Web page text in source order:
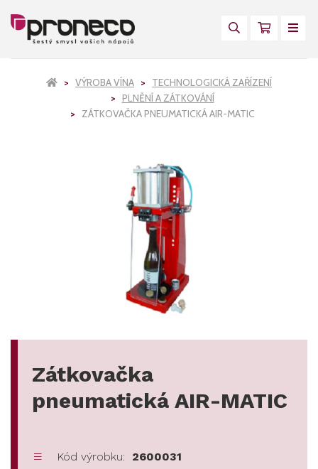
VÝROBA VÍNA
TECHNOLOGICKÁ ZAŘÍZENÍ
PLNĚNÍ A ZÁTKOVÁNÍ
ZÁTKOVAČKA PNEUMATICKÁ AIR-MATIC
Zátkovačka
pneumatická AIR-MATIC
Kód výrobku: 2600031